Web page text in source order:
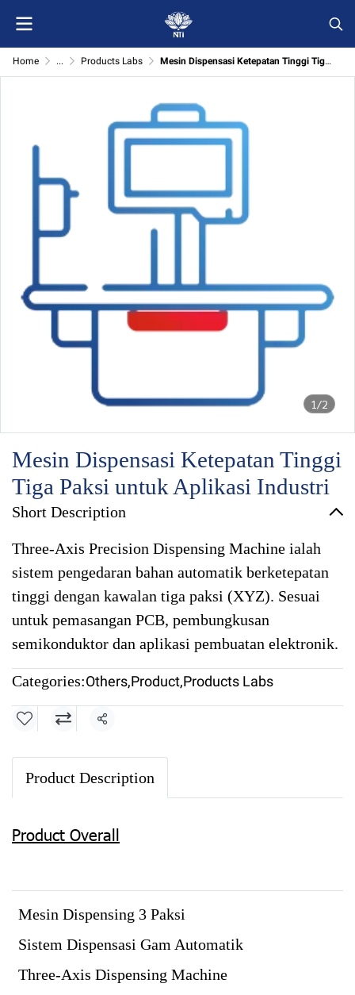
Home ... Products Labs Mesin Dispensasi Ketepatan Tinggi Tiga Paksi untuk Aplikasi Industri
1/2
Mesin Dispensasi Ketepatan Tinggi
Tiga Paksi untuk Aplikasi Industri
Short Description
Three-Axis Precision Dispensing Machine ialah
sistem pengedaran bahan automatik berketepatan
tinggi dengan kawalan tiga paksi (XYZ). Sesuai
untuk pemasangan PCB, pembungkusan
semikonduktor dan aplikasi pembuatan elektronik.
Categories:Others,Product,Products Labs
Share
Product Description
Product Overall
Mesin Dispensing 3 Paksi
Sistem Dispensasi Gam Automatik
Three-Axis Dispensing Machine